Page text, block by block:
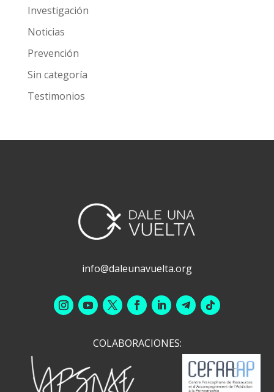
Investigación
Noticias
Prevención
Sin categoría
Testimonios
info@daleunavuelta.org
COLABORACIONES: